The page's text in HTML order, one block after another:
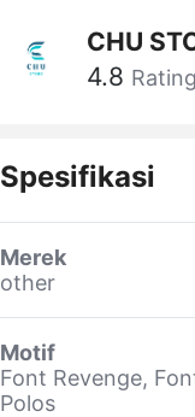
CHU
4.8
Spesifikasi
Merek
other
Motif
Font Revenge,
Polos